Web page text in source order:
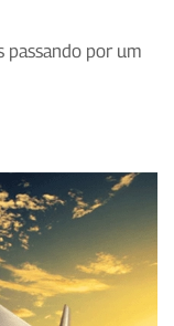
por um